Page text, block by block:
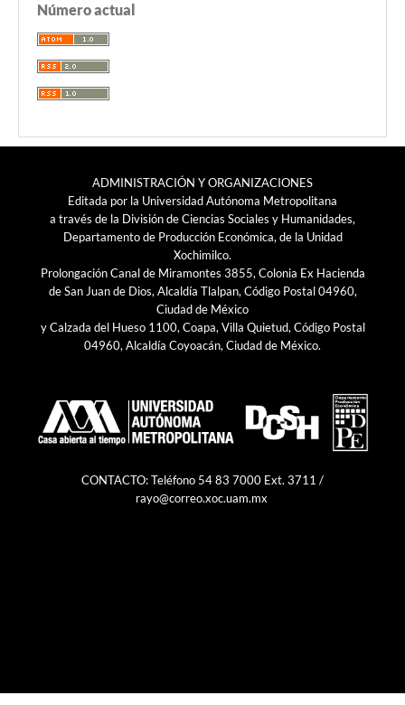
Número actual
ADMINISTRACIÓN Y ORGANIZACIONES
Editada por la Universidad Autónoma Metropolitana
a través de la División de Ciencias Sociales y Humanidades,
Departamento de Producción Económica, de la Unidad
Xochimilco.
Prolongación Canal de Miramontes 3855, Colonia Ex Hacienda
de San Juan de Dios, Alcaldía Tlalpan, Código Postal 04960,
Ciudad de México
y Calzada del Hueso 1100, Coapa, Villa Quietud, Código Postal
04960, Alcaldía Coyoacán, Ciudad de México.
CONTACTO: Teléfono 54 83 7000 Ext. 3711 /
rayo@correo.xoc.uam.mx